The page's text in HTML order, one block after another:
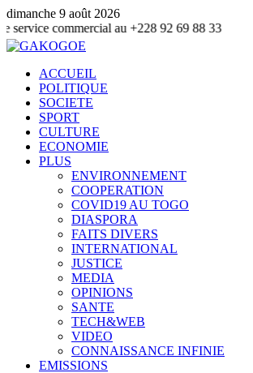
dimanche 9 août 2026
au +228 92 69 88 33
ACCUEIL
POLITIQUE
SOCIETE
SPORT
CULTURE
ECONOMIE
PLUS
ENVIRONNEMENT
COOPERATION
COVID19 AU TOGO
DIASPORA
FAITS DIVERS
INTERNATIONAL
JUSTICE
MEDIA
OPINIONS
SANTE
TECH&WEB
VIDEO
CONNAISSANCE INFINIE
EMISSIONS